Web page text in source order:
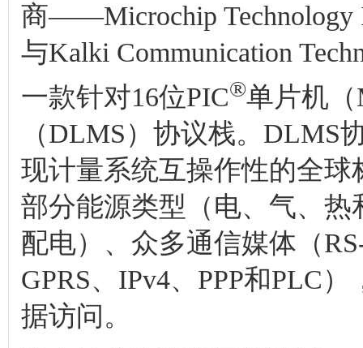
商——Microchip Technology
与Kalki Communication
一款针对16位PIC®单片机
（DLMS）协议栈。DLMS
现计量系统互操作性的全
部分能源类型（电、气、
配电）、众多通信媒体（
GPRS、IPv4、PPP和PLC
据访问。